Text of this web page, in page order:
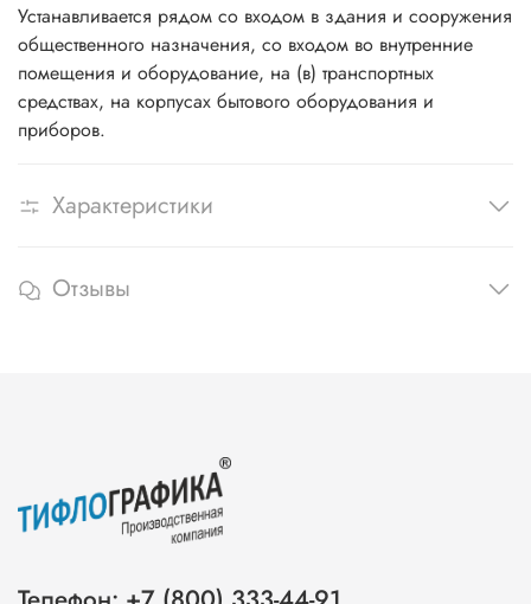
Устанавливается рядом со входом в здания и сооружения
общественного назначения, со входом во внутренние
помещения и оборудование, на (в) транспортных
средствах, на корпусах бытового оборудования и
приборов.
Характеристики
Отзывы